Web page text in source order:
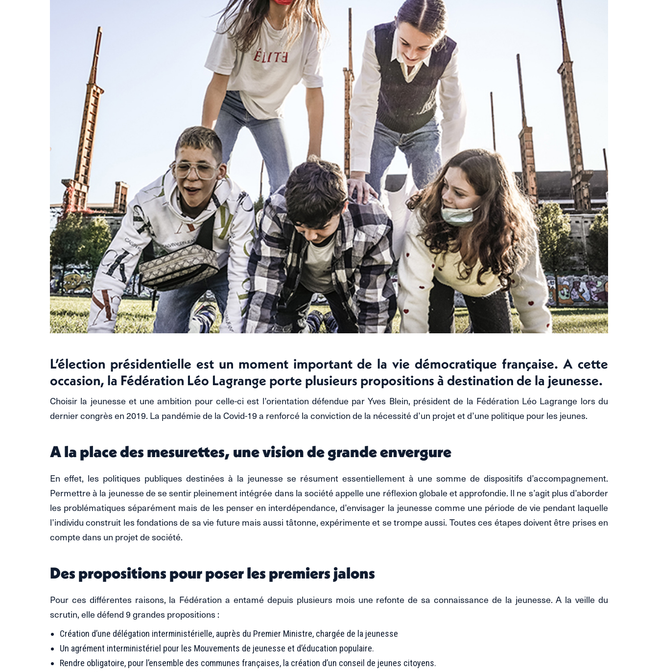
L’élection présidentielle est un moment important de la vie démocratique française. A cette
occasion, la Fédération Léo Lagrange porte plusieurs propositions à destination de la jeunesse.
Choisir la jeunesse et une ambition pour celle-ci est l’orientation défendue par Yves Blein, président de la Fédération Léo Lagrange lors du
dernier congrès en 2019. La pandémie de la Covid-19 a renforcé la conviction de la nécessité d’un projet et d’une politique pour les jeunes.
A la place des mesurettes, une vision de grande envergure
En effet, les politiques publiques destinées à la jeunesse se résument essentiellement à une somme de dispositifs d’accompagnement.
Permettre à la jeunesse de se sentir pleinement intégrée dans la société appelle une réflexion globale et approfondie. Il ne s’agit plus d’aborder
les problématiques séparément mais de les penser en interdépendance, d’envisager la jeunesse comme une période de vie pendant laquelle
l’individu construit les fondations de sa vie future mais aussi tâtonne, expérimente et se trompe aussi. Toutes ces étapes doivent être prises en
compte dans un projet de société.
Des propositions pour poser les premiers jalons
Pour ces différentes raisons, la Fédération a entamé depuis plusieurs mois une refonte de sa connaissance de la jeunesse. A la veille du
scrutin, elle défend 9 grandes propositions :
Création d’une délégation interministérielle, auprès du Premier Ministre, chargée de la jeunesse
Un agrément interministériel pour les Mouvements de jeunesse et d’éducation populaire.
Rendre obligatoire, pour l’ensemble des communes françaises, la création d’un conseil de jeunes citoyens.